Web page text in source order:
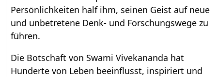
Persönlichkeiten half ihm, seinen Geist auf neue
und unbetretene Denk- und Forschungswege zu
führen.
Die Botschaft von Swami Vivekananda hat
Hunderte von Leben beeinflusst, inspiriert und